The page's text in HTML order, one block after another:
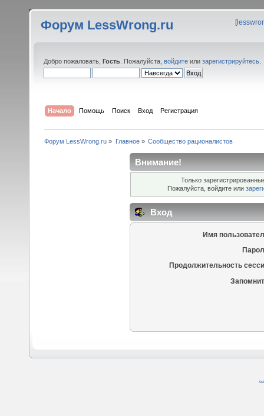
Форум LessWrong.ru [
Добро пожаловать, Гость . Пожалуйста, войдите или зарегистрируйтесь
Начало Помощь Поиск Вход Регистрация
Форум LessWrong.ru » Главное» Сообщество рационалистов
Внимание!
Только
Пожалуйста, войдите или
Вход
Имя
Продолжительность